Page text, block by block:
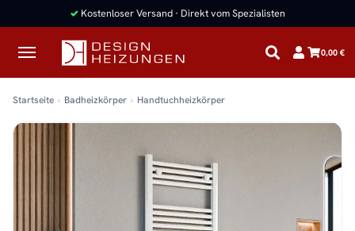
✓ Kostenloser Versand · Direkt vom Spezialisten
0,00 €
Startseite Badheizkörper Handtuchheizkörper